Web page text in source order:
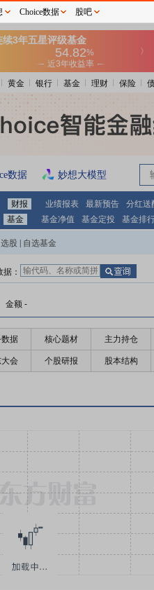
黄金 银行 基金 理财 保险
数据 妙想大模型
财报 业绩报表 最新预告 分红送
基金 基金净值 基金定投 基金排
股 自选基金
：
金额 -
据 核心题材 主力持仓
会 个股研报 股本结构
Choice数据 股吧